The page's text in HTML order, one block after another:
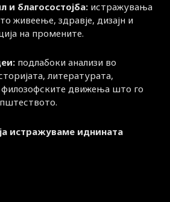
и благосостојба: истражувања
живеење, здравје, дизајн и
на промените.
подлабоки анализи во
литературата,
движења што го
истражуваме иднината